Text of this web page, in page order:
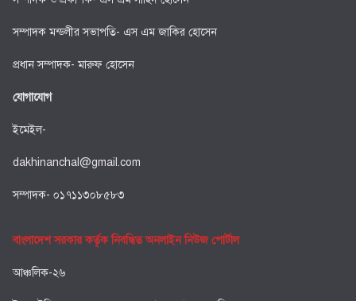
সম্পাদক মন্ডলীর সভাপতি- এস এম জাকির হোসেন
প্রধান সম্পাদক- মারুফ হোসেন
যোগাযোগ
ইমেইল-
dakhinanchal@gmail.com
সম্পাদক- ০১৭১১৩০৮৫৮৩
বাংলাদেশ সরকার কর্তৃক নিবন্ধিত অনলাইন নিউজ পোর্টাল
আঞ্চলিক-২৬